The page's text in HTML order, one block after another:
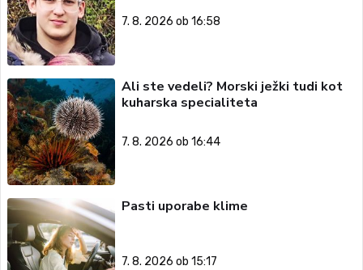
7. 8. 2026 ob 16:58
Ali ste vedeli? Morski ježki tudi kot
kuharska specialiteta
7. 8. 2026 ob 16:44
Pasti uporabe klime
7. 8. 2026 ob 15:17